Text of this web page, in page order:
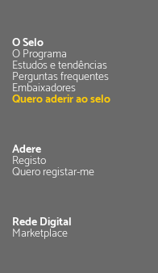
O Selo
O Programa
Estudos e tendências
Perguntas frequentes
Embaixadores
Quero aderir ao selo
Adere
Registo
Quero registar-me
Rede Digital
Marketplace